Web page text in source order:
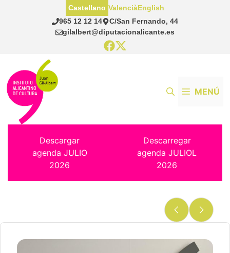
965 12 12 14
C/San Fernando, 44
gilalbert@diputacionalicante.es
Castellano ValenciàEnglish
MENÚ
Descargar
agenda JULIO
2026
Descarregar
agenda JULIOL
2026